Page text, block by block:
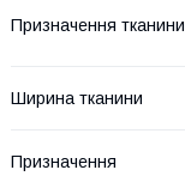
Призначення тканини
Ширина тканини
Призначення